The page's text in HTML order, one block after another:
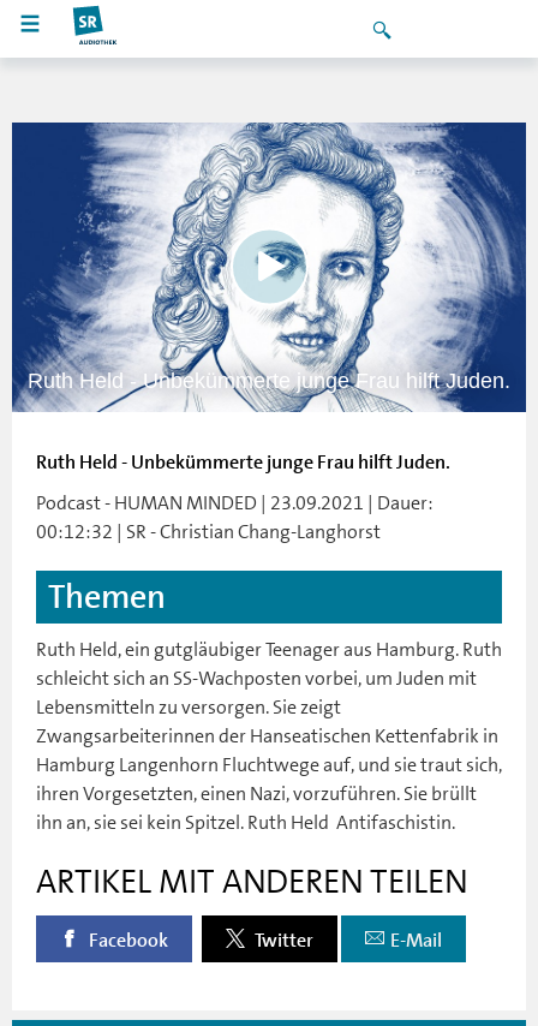
Ruth Held - Unbekümmerte junge Frau hilft Juden.
Ruth Held - Unbekümmerte junge Frau hilft Juden.
Podcast - HUMAN MINDED | 23.09.2021 | Dauer:
00:12:32 | SR - Christian Chang-Langhorst
Themen
Ruth Held, ein gutgläubiger Teenager aus Hamburg. Ruth
schleicht sich an SS-Wachposten vorbei, um Juden mit
Lebensmitteln zu versorgen. Sie zeigt
Zwangsarbeiterinnen der Hanseatischen Kettenfabrik in
Hamburg Langenhorn Fluchtwege auf, und sie traut sich,
ihren Vorgesetzten, einen Nazi, vorzuführen. Sie brüllt
ihn an, sie sei kein Spitzel. Ruth Held  Antifaschistin.
ARTIKEL MIT ANDEREN TEILEN
Facebook Twitter E-Mail